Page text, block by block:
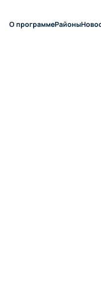
О программеРайоны